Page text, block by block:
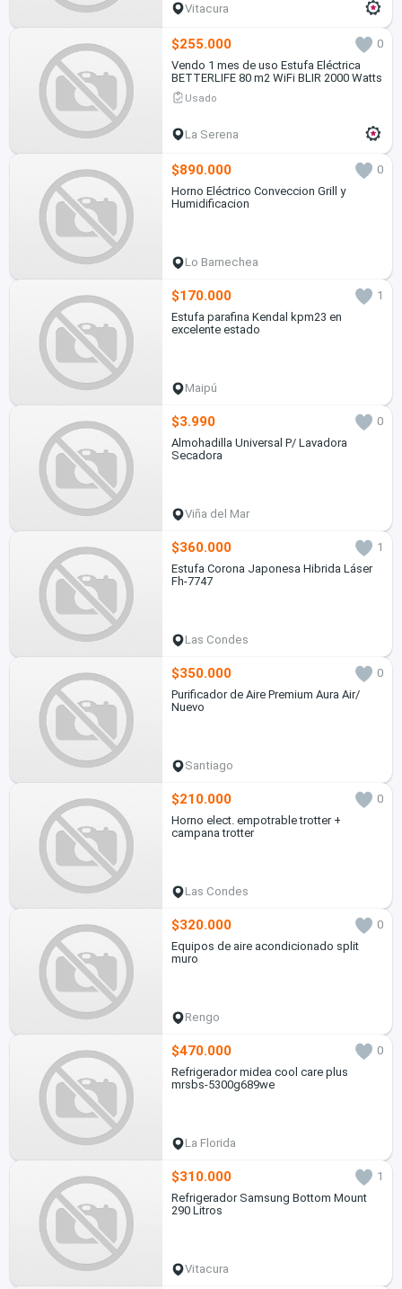
Vitacura
$255.000
0
Vendo 1 mes de uso Estufa Eléctrica
BETTERLIFE 80 m2 WiFi BLIR 2000 Watts
Usado
La Serena
$890.000
0
Horno Eléctrico Conveccion Grill y
Humidificacion
Lo Barnechea
$170.000
1
Estufa parafina Kendal kpm23 en
excelente estado
Maipú
$3.990
0
Almohadilla Universal P/ Lavadora
Secadora
Viña del Mar
$360.000
1
Estufa Corona Japonesa Hibrida Láser
Fh-7747
Las Condes
$350.000
0
Purificador de Aire Premium Aura Air/
Nuevo
Santiago
$210.000
0
Horno elect. empotrable trotter +
campana trotter
Las Condes
$320.000
0
Equipos de aire acondicionado split
muro
Rengo
$470.000
0
Refrigerador midea cool care plus
mrsbs-5300g689we
La Florida
$310.000
1
Refrigerador Samsung Bottom Mount
290 Litros
Vitacura